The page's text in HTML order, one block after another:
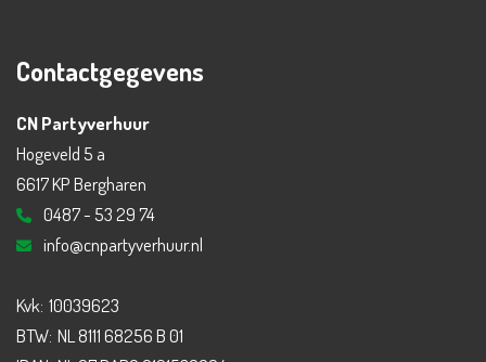
Contactgegevens
CN Partyverhuur
Hogeveld 5 a
6617 KP Bergharen
0487 - 53 29 74
info@cnpartyverhuur.nl
Kvk: 10039623
BTW: NL 8111 68256 B 01